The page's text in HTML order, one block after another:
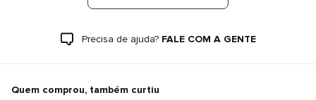
Precisa de ajuda? FALE COM A GENTE
Quem comprou, também curtiu